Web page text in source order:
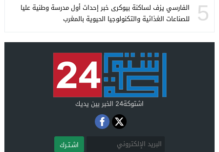
5
الفارسي يزف لساكنة بيوكرى خبر إحداث أول مدرسة وطنية عليا
للصناعات الغذائية والتكنولوجيا الحيوية بالمغرب
اشتوكة24 الخبر بين يديك
اشـتـرك